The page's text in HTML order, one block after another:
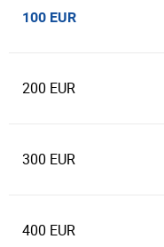
100 EUR
200 EUR
300 EUR
400 EUR